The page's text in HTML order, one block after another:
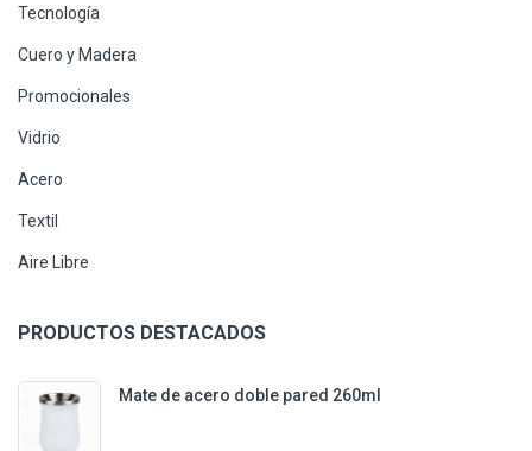
Tecnología
Cuero y Madera
Promocionales
Vidrio
Acero
Textil
Aire Libre
PRODUCTOS DESTACADOS
Mate de acero doble pared 260ml